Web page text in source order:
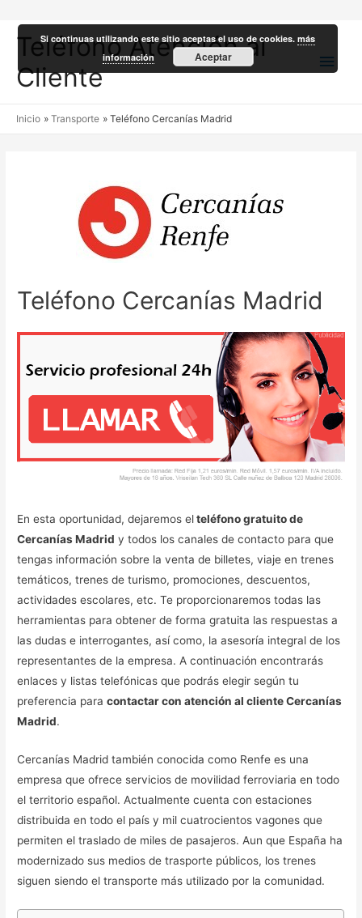
Teléfono Atención al
Cliente
Inicio Transporte Teléfono Cercanías Madrid
Teléfono Cercanías Madrid
En esta oportunidad, dejaremos elteléfono gratuito de
Cercanías Madrid y todos los canales de contacto para que
tengas información sobre la venta de billetes, viaje en trenes
temáticos, trenes de turismo, promociones, descuentos,
actividades escolares, etc. Te proporcionaremos todas las
herramientas para obtener de forma gratuita las respuestas a
las dudas e interrogantes, así como, la asesoría integral de los
representantes de la empresa. A continuación encontrarás
enlaces y listas telefónicas que podrás elegir según tu
preferencia paracontactar con atención al cliente Cercanías
Madrid.
Cercanías Madrid también conocida como Renfe es una
empresa que ofrece servicios de movilidad ferroviaria en todo
el territorio español. Actualmente cuenta con estaciones
distribuida en todo el país y mil cuatrocientos vagones que
permiten el traslado de miles de pasajeros. Aun que España ha
modernizado sus medios de trasporte públicos, los trenes
siguen siendo el transporte más utilizado por la comunidad.
Si continuas utilizando este sitio aceptas el uso de cookies.más
información
Aceptar